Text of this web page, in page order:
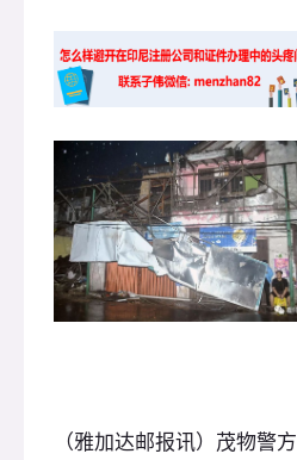
（雅加达邮报讯）茂物警方